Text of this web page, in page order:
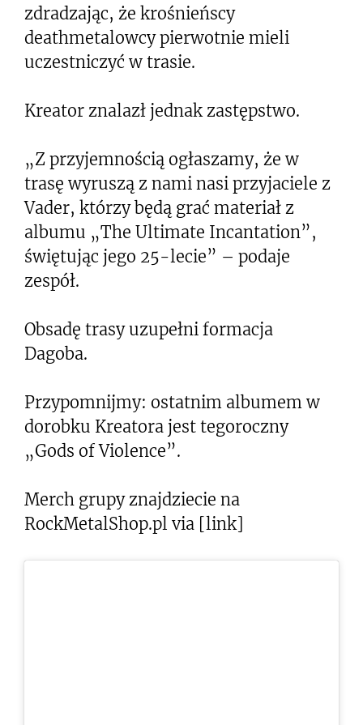
zdradzając, że krośnieńscy
deathmetalowcy pierwotnie mieli
uczestniczyć w trasie.
Kreator znalazł jednak zastępstwo.
„Z przyjemnością ogłaszamy, że w
trasę wyruszą z nami nasi przyjaciele z
Vader, którzy będą grać materiał z
albumu „The Ultimate Incantation”,
świętując jego 25-lecie” – podaje
zespół.
Obsadę trasy uzupełni formacja
Dagoba.
Przypomnijmy: ostatnim albumem w
dorobku Kreatora jest tegoroczny
„Gods of Violence”.
Merch grupy znajdziecie na
RockMetalShop.pl via [link]